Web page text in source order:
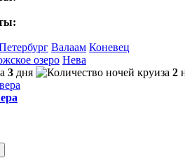
Валаам Коневец
озеро Нева
3 дня 2